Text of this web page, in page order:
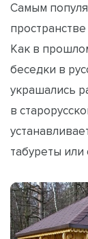
Самым
Как в
беседки в
украшались
в
табуреты или